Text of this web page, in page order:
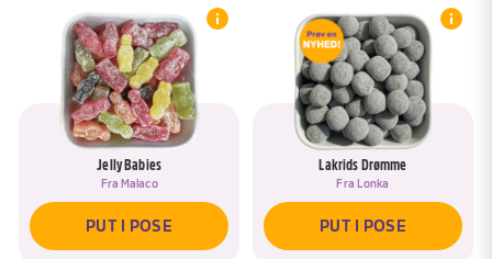
Jelly Babies
Fra Malaco
PUT I POSE
Lakrids Drømme
Fra Lonka
PUT I POSE